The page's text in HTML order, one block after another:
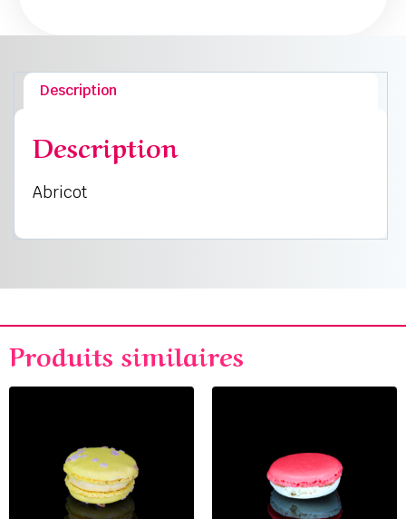
Description
Description
Abricot
Produits similaires